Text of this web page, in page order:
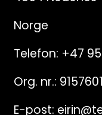
Norge
Telefon: +47
Org. nr.:
E-post: